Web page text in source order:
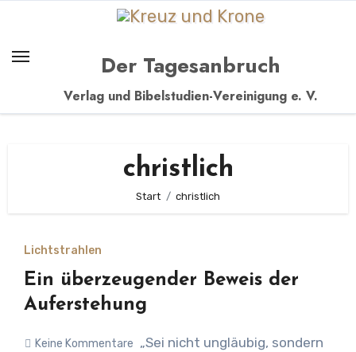
springen
Der Tagesanbruch
Verlag und Bibelstudien-Vereinigung e. V.
christlich
Start christlich
Lichtstrahlen
Ein überzeugender Beweis der
Auferstehung
Keine Kommentare „Sei nicht ungläubig, sondern